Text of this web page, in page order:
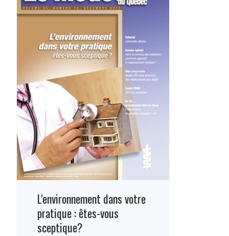
L'environnement dans votre
pratique : êtes-vous
sceptique?